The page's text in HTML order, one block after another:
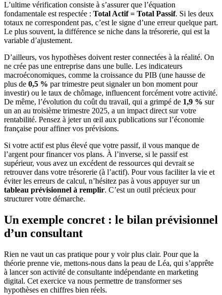
L’ultime vérification consiste à s’assurer que l’équation
fondamentale est respectée : Total Actif = Total Passif. Si les deux
totaux ne correspondent pas, c’est le signe d’une erreur quelque part.
Le plus souvent, la différence se niche dans la trésorerie, qui est la
variable d’ajustement.
D’ailleurs, vos hypothèses doivent rester connectées à la réalité. On
ne crée pas une entreprise dans une bulle. Les indicateurs
macroéconomiques, comme la croissance du PIB (une hausse de
plus de 0,5 % par trimestre peut signaler un bon moment pour
investir) ou le taux de chômage, influencent forcément votre activité.
De même, l’évolution du coût du travail, qui a grimpé de 1,9 % sur
un an au troisième trimestre 2025, a un impact direct sur votre
rentabilité. Pensez à jeter un œil aux publications sur l’économie
française pour affiner vos prévisions.
Si votre actif est plus élevé que votre passif, il vous manque de
l’argent pour financer vos plans. À l’inverse, si le passif est
supérieur, vous avez un excédent de ressources qui devrait se
retrouver dans votre trésorerie (à l’actif). Pour vous faciliter la vie et
éviter les erreurs de calcul, n’hésitez pas à vous appuyer sur un
tableau prévisionnel à remplir. C’est un outil précieux pour
structurer votre démarche.
Un exemple concret : le bilan prévisionnel
d’un consultant
Rien ne vaut un cas pratique pour y voir plus clair. Pour que la
théorie prenne vie, mettons-nous dans la peau de Léa, qui s’apprête
à lancer son activité de consultante indépendante en marketing
digital. Cet exercice va nous permettre de transformer ses
hypothèses en chiffres bien réels.